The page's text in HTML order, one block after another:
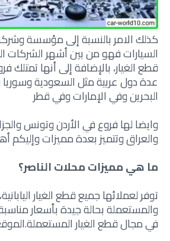
كذلك الامر بالنسبة إلى مؤسسة
السيارات فهو من بين أشهر الشركات
قطع الغيار، بالإضافة إلى أنها
عدة دول عربية مثل السعودية
البحرين وفي الإمارات وفي قطر
وايضا لها فروع في الأردن وتونس
والعراق وتتميز بعدة مميزات
ما هي مميزات محلات الناصر؟
توفر لعملائها جميع قطع الغيار
والمستعملة بحالة جيدة بأسعار
في مجال قطع الغيار